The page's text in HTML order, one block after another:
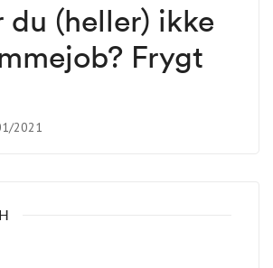
du (heller) ikke
Frygt
2021